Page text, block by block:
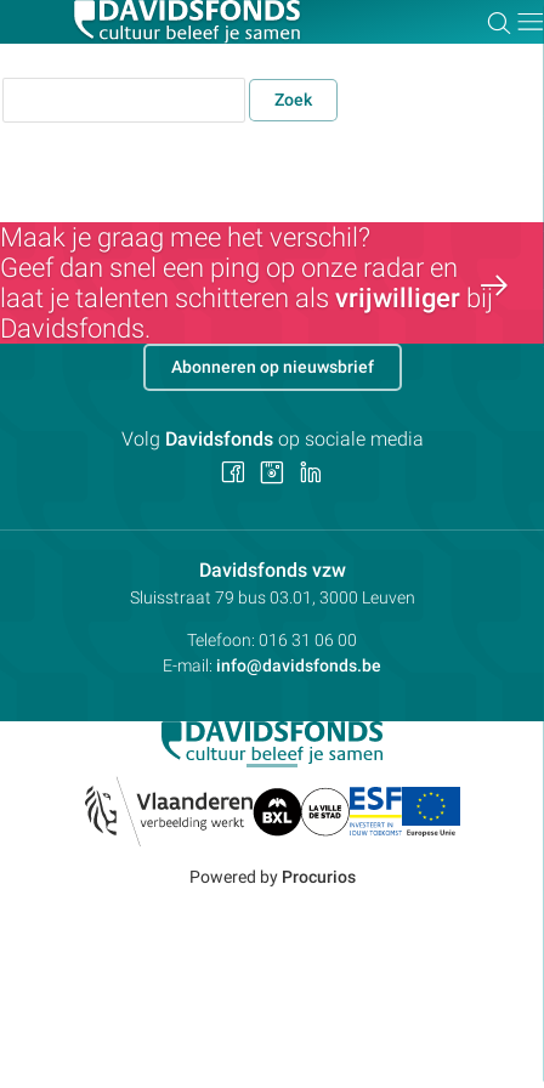
Zoek
Maak je graag mee het verschil?
Geef dan snel een ping op onze radar en
laat je talenten schitteren als vrijwilliger bij
Davidsfonds.
Davidsfonds vzwContactpersoon:
Adres:
Sluisstraat 79 bus 03.01, 3000 Leuven
Telefoon: 016 31 06 00
E-mail: info@davidsfonds.be
Abonneren op nieuwsbrief
Volg Davidsfondsop sociale media
Volg
ons
Facebook
Volg
Instagram
LinkedIn
Zoeken
Powered by Procurios